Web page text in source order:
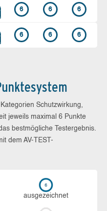
6 6 6
6 6 6
Schutzwirkung,
jeweils maximal 6 Punkte
bestmögliche Testergebnis.
dem AV-TEST-
aus­ge­zeich­net